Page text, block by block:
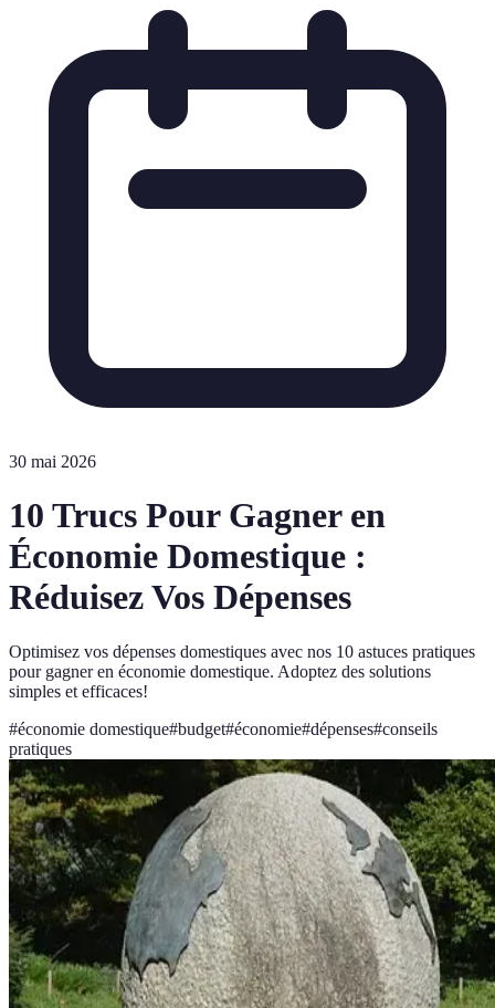
30 mai 2026
10 Trucs Pour Gagner en
Économie Domestique :
Réduisez Vos Dépenses
Optimisez vos dépenses domestiques avec nos 10 astuces pratiques
pour gagner en économie domestique. Adoptez des solutions
simples et efficaces!
#économie domestique#budget#économie#dépenses#conseils
pratiques